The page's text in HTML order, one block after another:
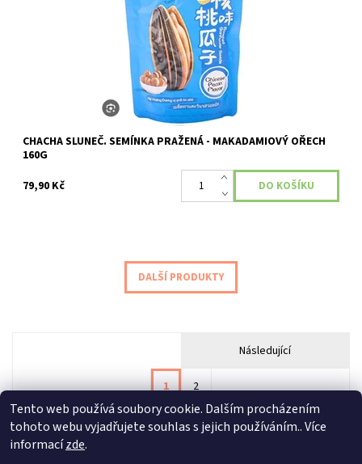
CHACHA SLUNEČ. SEMÍNKA PRAŽENÁ - MAKADAMIOVÝ OŘECH
160G
79,90 Kč
DALŠÍ PRODUKTY
Následující
1 2
Tento web používá soubory cookie. Dalším procházením
tohoto webu vyjadřujete souhlas s jejich používáním.. Více
informacízde.